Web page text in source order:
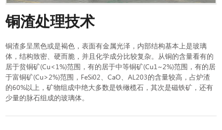
铜渣处理技术
铜渣多呈黑色或是褐色，表面有金属光泽，内部结构基本上是玻璃
体，结构致密、硬而脆，并且化学成分比较复杂。从铜的含量看有的
居于贫铜矿(Cu<1%)范围，有的居于中等铜矿(Cu1~2%)范围，有的居
于富铜矿(Cu>2%)范围，FeSi02、CaO、AL203的含量较高，占炉渣
的60%以上，矿物组成中绝大多数是铁橄榄石，其次是磁铁矿，还有
少量的脉石组成的玻璃体。